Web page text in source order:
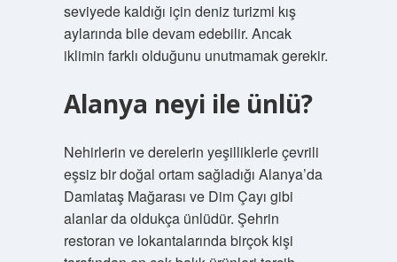
seviyede kaldığı için deniz turizmi kış
aylarında bile devam edebilir. Ancak
iklimin farklı olduğunu unutmamak gerekir.
Alanya neyi ile ünlü?
Nehirlerin ve derelerin yeşilliklerle çevrili
eşsiz bir doğal ortam sağladığı Alanya’da
Damlataş Mağarası ve Dim Çayı gibi
alanlar da oldukça ünlüdür. Şehrin
restoran ve lokantalarında birçok kişi